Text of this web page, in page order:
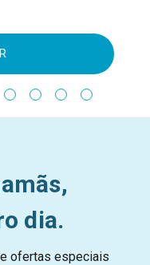
dia.
ofertas especiais